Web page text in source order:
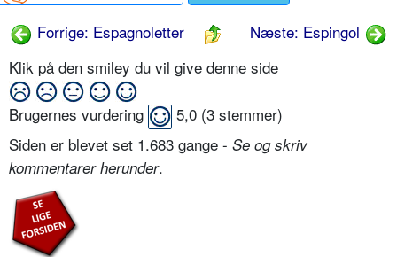
Forrige: Espagnoletter
Næste: Espingol
Klik på den smiley du vil give denne side
Brugernes vurdering 5,0 (3 stemmer)
Siden er blevet set 1.683 gange - Se og skriv
kommentarer herunder.